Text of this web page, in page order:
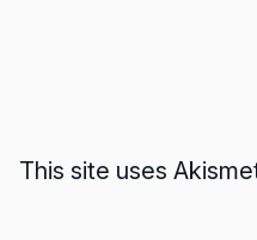
This site uses